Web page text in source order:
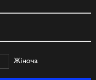
Жіноча